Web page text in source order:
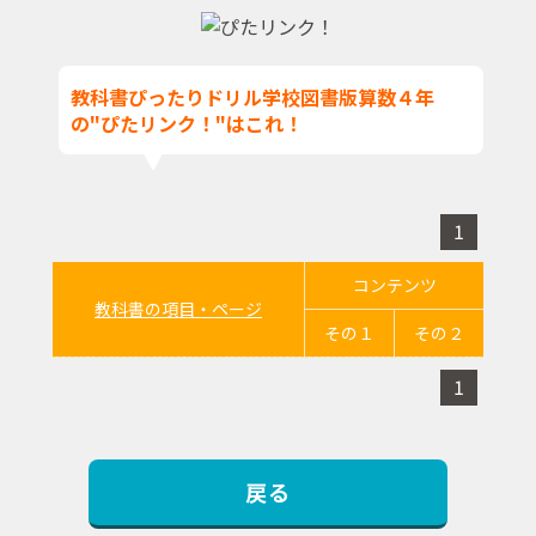
教科書ぴったりドリル学校図書版算数４年
の"ぴたリンク！"はこれ！
1
教科書の項目・ページ
コンテンツ
その１
その２
1
戻る